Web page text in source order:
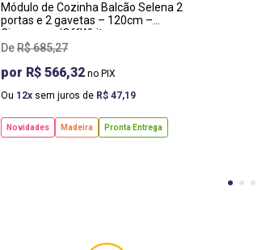
Módulo de Cozinha Balcão Selena 2
portas e 2 gavetas – 120cm –
Cinamomo/OffWhite
R$685,27
R$ 566,32
Ou 12 sem juros de R$ 47,19
Novidades Madeira Pronta Entrega